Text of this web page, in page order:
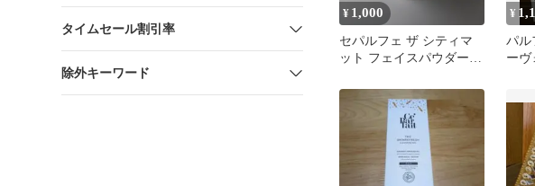
タイムセール割引率
除外キーワード
¥ 1,000
セパルフェ ザ シティマ
ット フェイスパウダー
¥
パル
ーヴ